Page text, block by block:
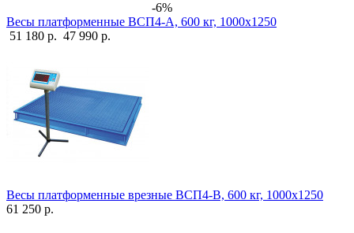
-6%
Весы платформенные ВСП4-А, 600 кг, 1000х1250
51 180 р. 47 990 р.
Весы платформенные врезные ВСП4-В, 600 кг, 1000х1250
61 250 р.